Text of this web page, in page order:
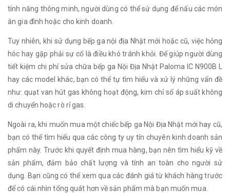
tính năng thông minh, người dùng có thể sử dụng để nấu các món
ăn gia đình hoặc cho kinh doanh.
Tuy nhiên, khi sử dụng bếp ga nội địa Nhật mới hoặc cũ, việc hỏng
hóc hay gặp phải sự cố là điều khó tránh khỏi. Để giúp người dùng
tiết kiệm chi phí sửa chữa bếp ga Nội Địa Nhật Paloma IC N900B L
hay các model khác, bạn có thể tự tìm hiểu và xử lý những vấn đề
như: quạt van hút gas không hoạt động, kim chỉ số áp suất không
di chuyển hoặc rò rỉ gas.
Ngoài ra, khi muốn mua một chiếc bếp ga Nội Địa Nhật mới hay cũ,
bạn có thể tìm hiểu qua các công ty uy tín chuyên kinh doanh sản
phẩm này. Trước khi quyết định mua hàng, bạn nên tìm hiểu kỹ về
sản phẩm, đảm bảo chất lượng và tính an toàn cho người sử
dụng. Bạn cũng có thể xem qua các đánh giá từ khách hàng trước
để có cái nhìn tổng quát hơn về sản phẩm mà bạn muốn mua.